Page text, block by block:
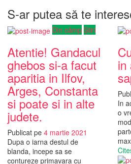
S-ar putea să te
Din câmp Știri
Atentie! Gandacul
ghebos si-a facut
aparitia in Ilfov,
Arges, Constanta
si poate si in alte
judete.
Publicat pe 4 martie 2021
Dupa o iarna destul de
blanda, incepe sa se
contureze primavara cu
in
In
o